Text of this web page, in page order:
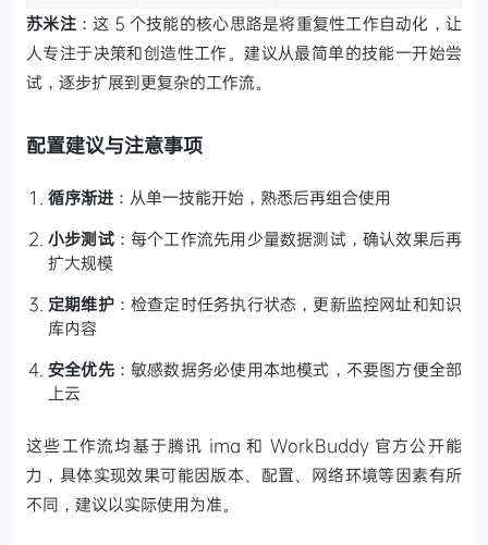
苏米注：这 5 个技能的核心思路是将重复性工作自动化，让
人专注于决策和创造性工作。建议从最简单的技能一开始尝
试，逐步扩展到更复杂的工作流。
配置建议与注意事项
循序渐进 ：从单一技能开始，熟悉后再组合使用
小步测试：每个工作流先用少量数据测试，确认效果后再
扩大规模
定期维护：检查定时任务执行状态，更新监控网址和知识
库内容
安全优先：敏感数据务必使用本地模式，不要图方便全部
上云
这些工作流均基于腾讯 ima 和 WorkBuddy 官方公开能
力，具体实现效果可能因版本、配置、网络环境等因素有所
不同，建议以实际使用为准。